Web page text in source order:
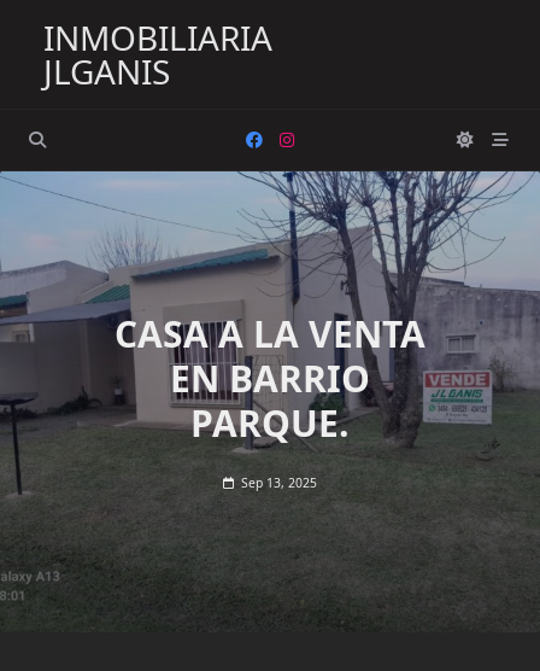
contenido
INMOBILIARIA
JLGANIS
CASA A LA VENTA
EN BARRIO
PARQUE.
Sep 13, 2025